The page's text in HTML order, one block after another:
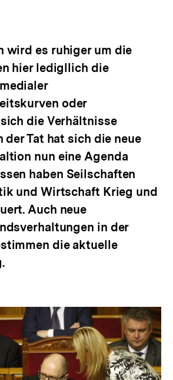
wird es ruhiger um die
hier ledigllich die
oder
die Verhältnisse
Tat hat sich die neue
nun eine Agenda
haben Seilschaften
und Wirtschaft Krieg und
Auch neue
in der
die aktuelle